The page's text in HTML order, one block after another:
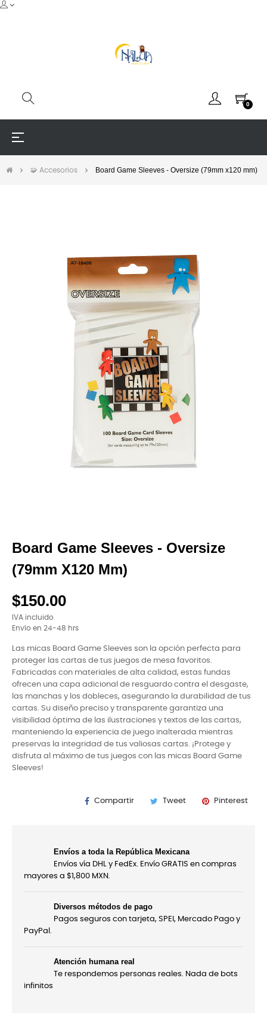
0
Navegación
☰
🧩 Accesorios Board Game Sleeves - Oversize (79mm x120 mm)
Board Game Sleeves - Oversize
(79mm X120 Mm)
$150.00
IVA incluido
Envío en 24-48 hrs
Las micas Board Game Sleeves son la opción perfecta para
proteger las cartas de tus juegos de mesa favoritos.
Fabricadas con materiales de alta calidad, estas fundas
ofrecen una capa adicional de resguardo contra el desgaste,
las manchas y los dobleces, asegurando la durabilidad de tus
cartas. Su diseño preciso y transparente garantiza una
visibilidad óptima de las ilustraciones y textos de las cartas,
manteniendo la experiencia de juego inalterada mientras
preservas la integridad de tus valiosas cartas. ¡Protege y
disfruta al máximo de tus juegos con las micas Board Game
Sleeves!
Compartir Tweet Pinterest
Envíos a toda la República Mexicana
Envíos vía DHL y FedEx. Envío GRATIS en compras
mayores a $1,800 MXN.
Diversos métodos de pago
Pagos seguros con tarjeta, SPEI, Mercado Pago y
PayPal.
Atención humana real
Te respondemos personas reales. Nada de bots
infinitos